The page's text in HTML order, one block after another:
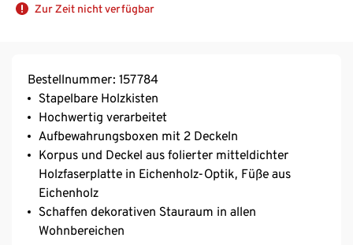
Zur Zeit nicht verfügbar
Bestellnummer: 157784
Stapelbare Holzkisten
Hochwertig verarbeitet
Aufbewahrungsboxen mit 2 Deckeln
Korpus und Deckel aus folierter mitteldichter
Holzfaserplatte in Eichenholz-Optik, Füße aus
Eichenholz
Schaffen dekorativen Stauraum in allen
Wohnbereichen